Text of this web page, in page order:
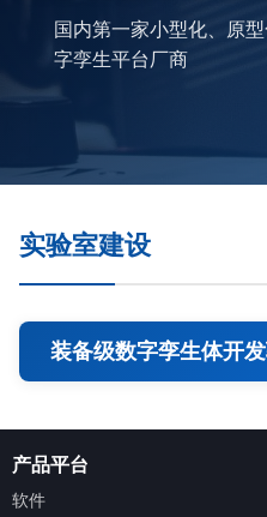
国内第一家小型化、原
字孪生平台厂商
实验室建设
装备级数字孪生体开
产品平台
软件